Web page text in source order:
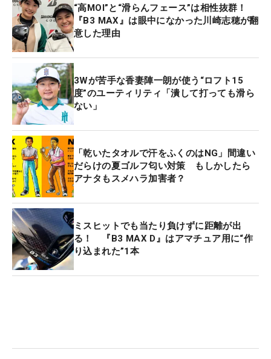
“高MOI”と“滑らんフェース”は相性抜群！
『B3 MAX』は眼中になかった川崎志穂が翻
意した理由
3Wが苦手な香妻陣一朗が使う“ロフト15
度”のユーティリティ「潰して打っても滑ら
ない」
「乾いたタオルで汗をふくのはNG」間違い
だらけの夏ゴルフ匂い対策 もしかしたら
アナタもスメハラ加害者？
ミスヒットでも当たり負けずに距離が出
る！ 『B3 MAX D』はアマチュア用に“作
り込まれた”1本